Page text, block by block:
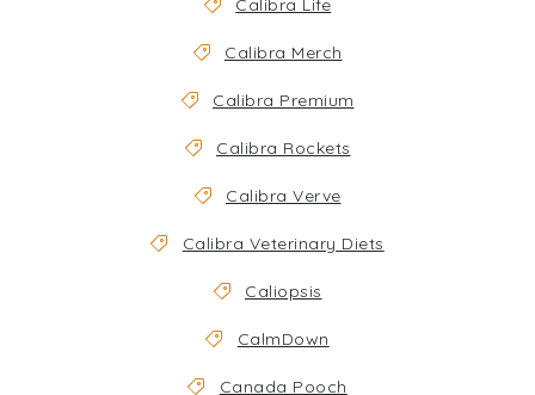
Calibra Life
Calibra Merch
Calibra Premium
Calibra Rockets
Calibra Verve
Calibra Veterinary Diets
Caliopsis
CalmDown
Canada Pooch